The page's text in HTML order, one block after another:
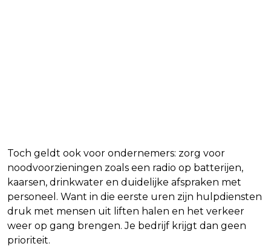
Toch geldt ook voor ondernemers: zorg voor
noodvoorzieningen zoals een radio op batterijen,
kaarsen, drinkwater en duidelijke afspraken met
personeel. Want in die eerste uren zijn hulpdiensten
druk met mensen uit liften halen en het verkeer
weer op gang brengen. Je bedrijf krijgt dan geen
prioriteit.